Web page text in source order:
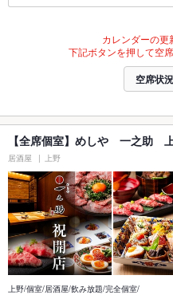
カレンダーの更
下記ボタンを押して空
空席状
【全席個室】めしや 一之助
居酒屋 上野
上野/個室/居酒屋/飲み放題/完全個室/